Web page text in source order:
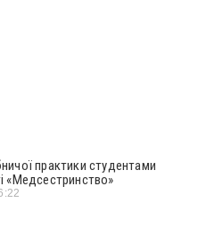
практики студентами
«Медсестринство»